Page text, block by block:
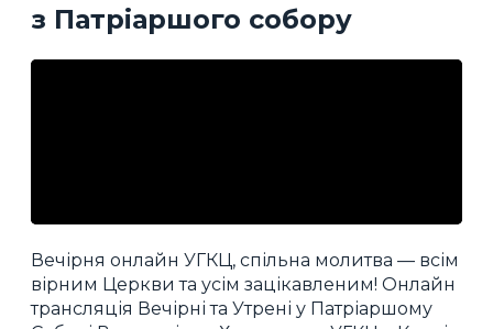
з Патріаршого собору
Вечірня онлайн УГКЦ, спільна молитва — всім
вірним Церкви та усім зацікавленим! Онлайн
трансляція Вечірні та Утрені у Патріаршому